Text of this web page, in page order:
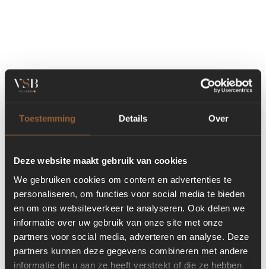
Toestemming Details Over
Deze website maakt gebruik van cookies
We gebruiken cookies om content en advertenties te
personaliseren, om functies voor social media te bieden
en om ons websiteverkeer te analyseren. Ook delen we
informatie over uw gebruik van onze site met onze
partners voor social media, adverteren en analyse. Deze
partners kunnen deze gegevens combineren met andere
informatie die u aan ze heeft verstrekt of die ze hebben